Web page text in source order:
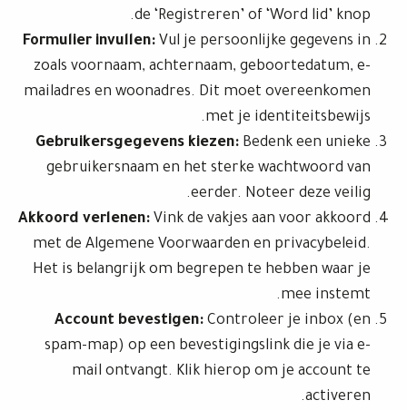
de ‘Registreren’ of ‘Word lid’ knop.
Formulier invullen: Vul je persoonlijke gegevens in
zoals voornaam, achternaam, geboortedatum, e-
mailadres en woonadres. Dit moet overeenkomen
met je identiteitsbewijs.
Gebruikersgegevens kiezen: Bedenk een unieke
gebruikersnaam en het sterke wachtwoord van
eerder. Noteer deze veilig.
Akkoord verlenen: Vink de vakjes aan voor akkoord
met de Algemene Voorwaarden en privacybeleid.
Het is belangrijk om begrepen te hebben waar je
mee instemt.
Account bevestigen: Controleer je inbox (en
spam-map) op een bevestigingslink die je via e-
mail ontvangt. Klik hierop om je account te
activeren.